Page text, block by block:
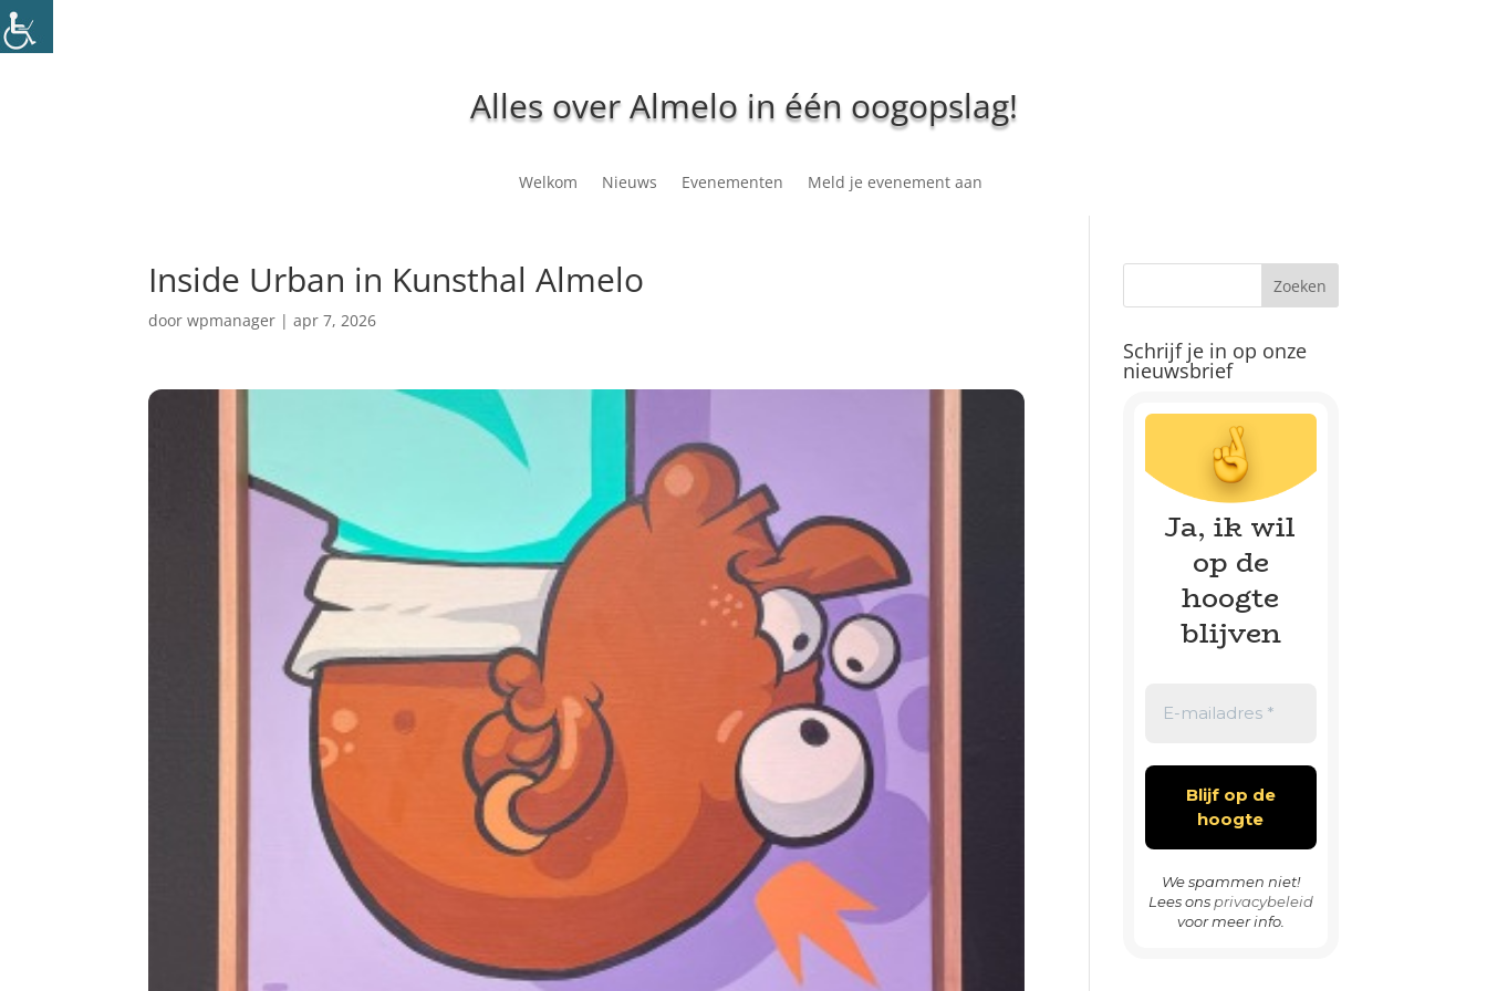
Alles over Almelo in één oogopslag!
Welkom Nieuws Evenementen Meld je evenement aan
Inside Urban in Kunsthal Almelo
doorwpmanager |apr 7, 2026
Schrijf je in op onze
nieuwsbrief
Ja, ik wil
op de
hoogte
blijven
We spammen niet!
Lees ons privacybeleid
voor meer info.